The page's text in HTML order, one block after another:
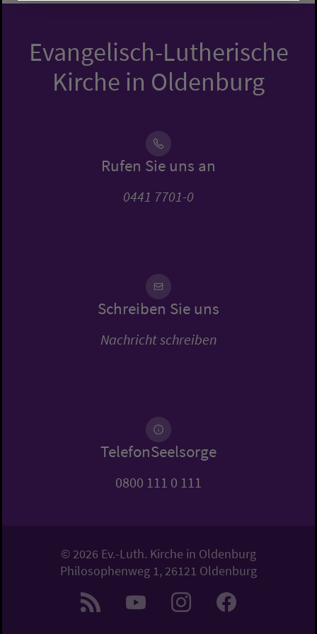
Evangelisch-Lutherische
Kirche in Oldenburg
Rufen Sie uns an
0441 7701-0
Schreiben Sie uns
Nachricht schreiben
TelefonSeelsorge
0800 111 0 111
© 2026 Ev.-Luth. Kirche in Oldenburg
Philosophenweg 1, 26121 Oldenburg